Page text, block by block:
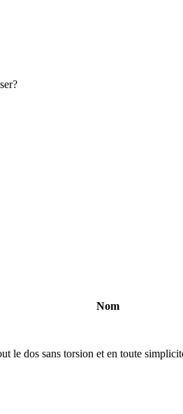
Nom
le dos sans torsion et en toute